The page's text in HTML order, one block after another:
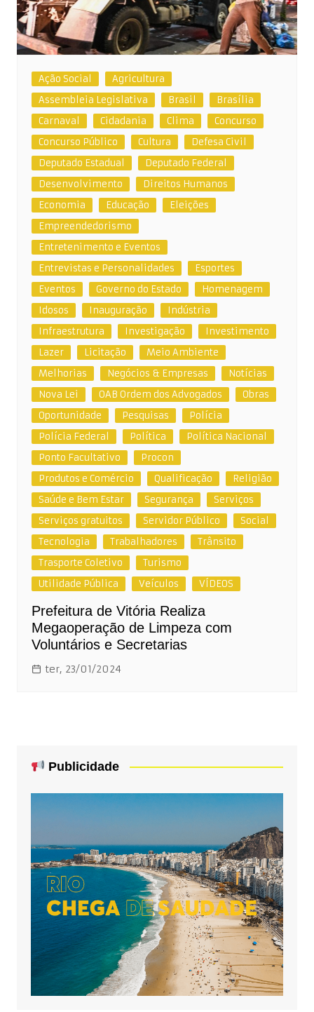
Ação Social
Agricultura
Assembleia Legislativa
Brasil
Brasília
Carnaval
Cidadania Clima
Concurso
Concurso Público
Cultura
Defesa Civil
Deputado Estadual
Deputado Federal
Desenvolvimento
Direitos Humanos
Economia
Educação
Eleições
Empreendedorismo
Entretenimento e Eventos
Entrevistas e Personalidades
Esportes
Eventos
Governo do Estado
Homenagem
Idosos
Inauguração
Indústria
Infraestrutura
Investigação
Investimento
Lazer
Licitação
Meio Ambiente
Melhorias
Negócios & Empresas
Notícias
Nova Lei
OAB Ordem dos Advogados
Obras
Oportunidade
Pesquisas
Polícia
Polícia Federal
Política
Política Nacional
Ponto Facultativo
Procon
Produtos e Comércio
Qualificação
Religião
Saúde e Bem Estar
Segurança
Serviços
Serviços gratuitos
Servidor Público
Social
Tecnologia
Trabalhadores
Trânsito
Trasporte Coletivo
Turismo
Utilidade Pública
Veículos VÍDEOS
Prefeitura de Vitória Realiza
Megaoperação de Limpeza com
Voluntários e Secretarias
ter, 23/01/2024
Publicidade